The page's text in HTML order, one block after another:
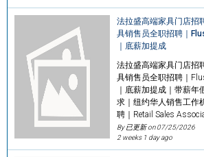
法拉盛高端家具门店招
具销售员全职招聘｜
｜底薪加提成
法拉盛高端家具门店招
具销售员全职招聘｜
｜底薪加提成｜带薪
求｜纽约华人销售工作
聘｜Retail Sales
By 已更新 on07/25/2026
2 weeks 1 day ago